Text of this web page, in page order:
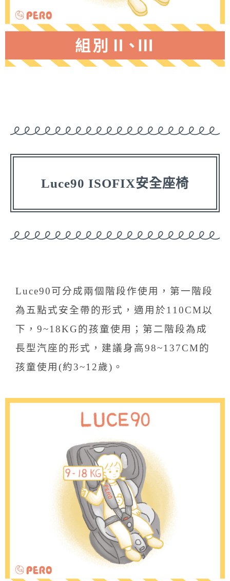
Luce90 ISOFIX安全座椅
Luce90可分成兩個階段作使用，第一階段
為五點式安全帶的形式，適用於110CM以
下，9~18KG的孩童使用；第二階段為成
長型汽座的形式，建議身高98~137CM的
孩童使用(約3~12歲)。